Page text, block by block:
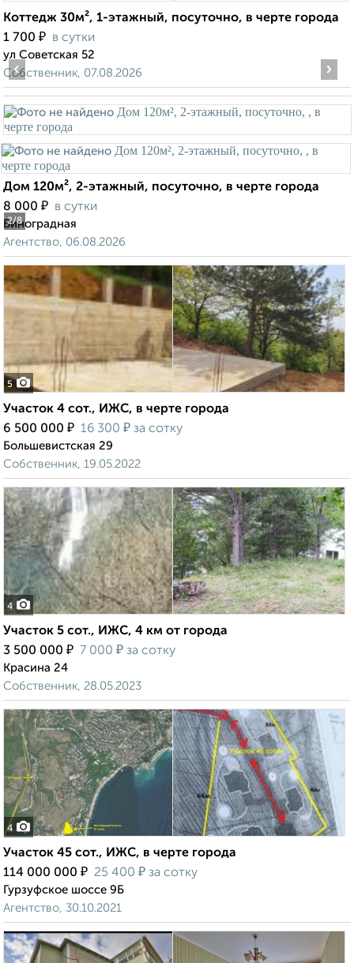
Коттедж 30м², 1-этажный, посуточно, в черте города
1 700 ₽ в сутки
ул Советская 52
Собственник, 07.08.2026
2/8
‹ ›
Дом 120м², 2-этажный, посуточно, в черте города
8 000 ₽ в сутки
Виноградная
Агентство, 06.08.2026
5
Участок 4 сот., ИЖС, в черте города
6 500 000 ₽ 16 300 ₽ за сотку
Большевистская 29
Собственник, 19.05.2022
4
Участок 5 сот., ИЖС, 4 км от города
3 500 000 ₽ 7 000 ₽ за сотку
Красина 24
Собственник, 28.05.2023
4
Участок 45 сот., ИЖС, в черте города
114 000 000 ₽ 25 400 ₽ за сотку
Гурзуфское шоссе 9Б
Агентство, 30.10.2021